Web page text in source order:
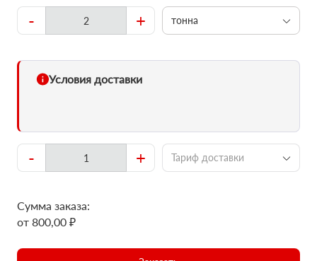
- + тонна
Условия доставки
- + Тариф доставки
Сумма заказа:
от 800,00 ₽